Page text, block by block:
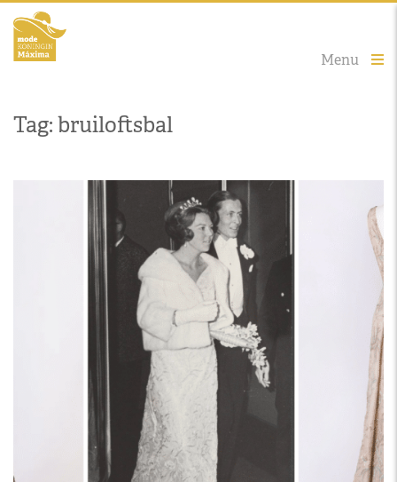
Menu
Tag: bruiloftsbal